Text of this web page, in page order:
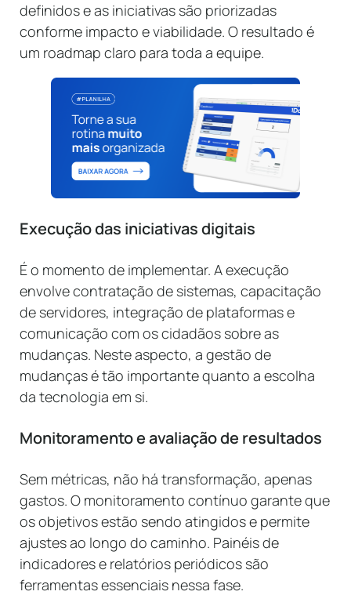
definidos e as iniciativas são priorizadas
conforme impacto e viabilidade. O resultado é
um roadmap claro para toda a equipe.
Execução das iniciativas digitais
É o momento de implementar. A execução
envolve contratação de sistemas, capacitação
de servidores, integração de plataformas e
comunicação com os cidadãos sobre as
mudanças. Neste aspecto, a gestão de
mudanças é tão importante quanto a escolha
da tecnologia em si.
Monitoramento e avaliação de resultados
Sem métricas, não há transformação, apenas
gastos. O monitoramento contínuo garante que
os objetivos estão sendo atingidos e permite
ajustes ao longo do caminho. Painéis de
indicadores e relatórios periódicos são
ferramentas essenciais nessa fase.